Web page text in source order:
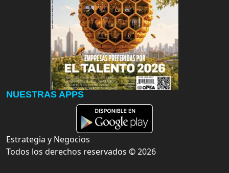
NUESTRAS APPS
Estrategia y Negocios
Todos los derechos reservados ©2026